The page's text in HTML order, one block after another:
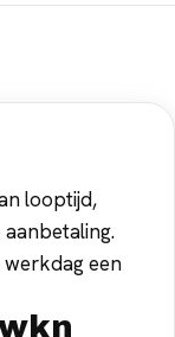
looptijd,
een